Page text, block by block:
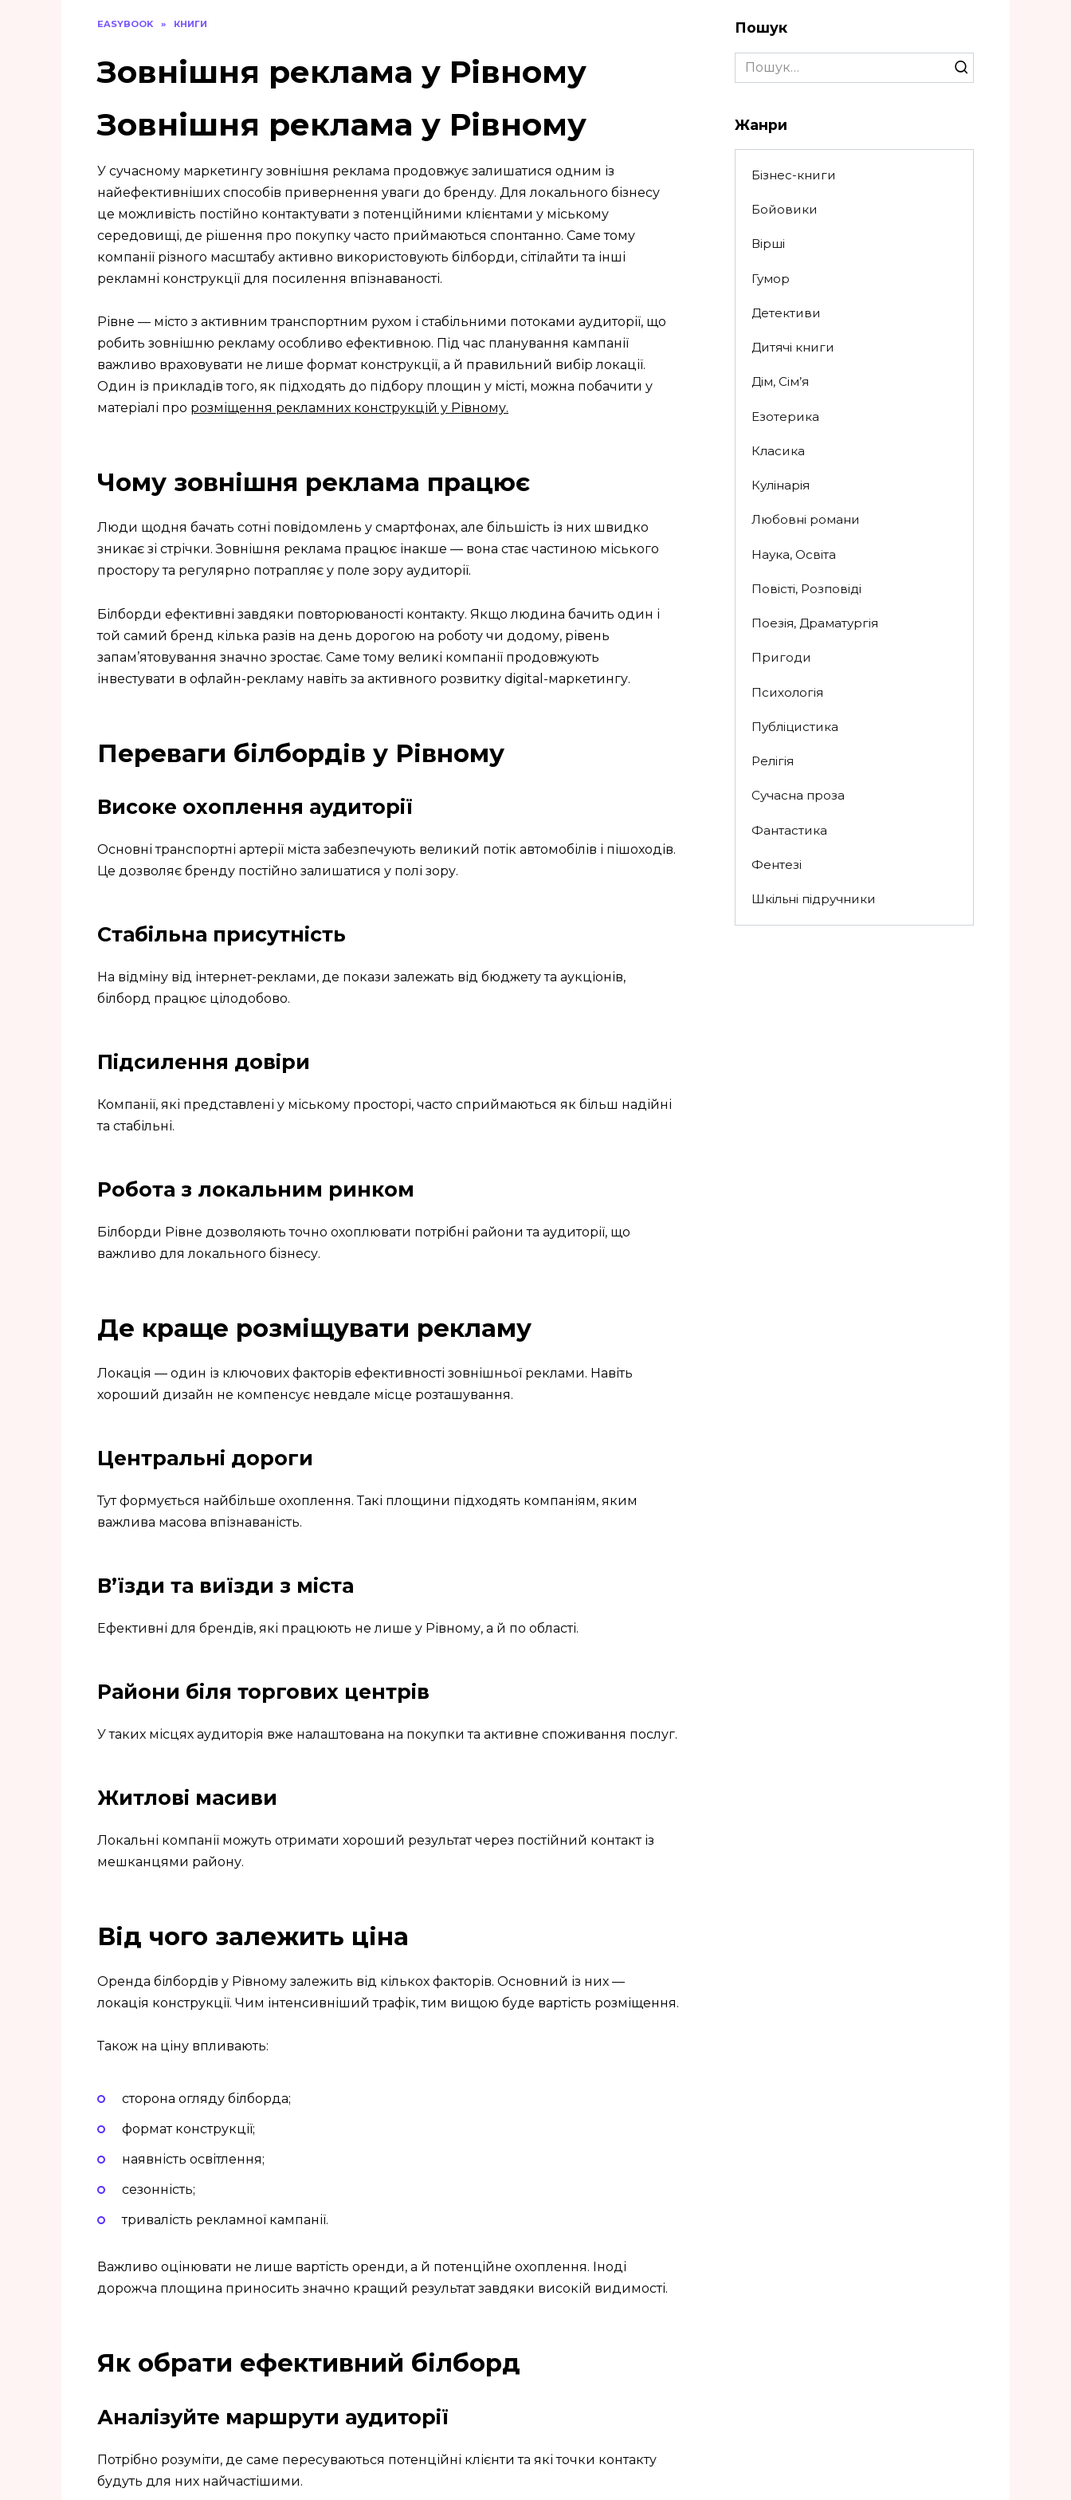
EASYBOOK » КНИГИ
Зовнішня реклама у Рівному
Зовнішня реклама у Рівному
У сучасному маркетингу зовнішня реклама продовжує залишатися одним із
найефективніших способів привернення уваги до бренду. Для локального бізнесу
це можливість постійно контактувати з потенційними клієнтами у міському
середовищі, де рішення про покупку часто приймаються спонтанно. Саме тому
компанії різного масштабу активно використовують білборди, сітілайти та інші
рекламні конструкції для посилення впізнаваності.
Рівне — місто з активним транспортним рухом і стабільними потоками аудиторії, що
робить зовнішню рекламу особливо ефективною. Під час планування кампанії
важливо враховувати не лише формат конструкції, а й правильний вибір локації.
Один із прикладів того, як підходять до підбору площин у місті, можна побачити у
матеріалі про розміщення рекламних конструкцій у Рівному.
Чому зовнішня реклама працює
Люди щодня бачать сотні повідомлень у смартфонах, але більшість із них швидко
зникає зі стрічки. Зовнішня реклама працює інакше — вона стає частиною міського
простору та регулярно потрапляє у поле зору аудиторії.
Білборди ефективні завдяки повторюваності контакту. Якщо людина бачить один і
той самий бренд кілька разів на день дорогою на роботу чи додому, рівень
запам’ятовування значно зростає. Саме тому великі компанії продовжують
інвестувати в офлайн-рекламу навіть за активного розвитку digital-маркетингу.
Переваги білбордів у Рівному
Високе охоплення аудиторії
Основні транспортні артерії міста забезпечують великий потік автомобілів і пішоходів.
Це дозволяє бренду постійно залишатися у полі зору.
Стабільна присутність
На відміну від інтернет-реклами, де покази залежать від бюджету та аукціонів,
білборд працює цілодобово.
Підсилення довіри
Компанії, які представлені у міському просторі, часто сприймаються як більш надійні
та стабільні.
Робота з локальним ринком
Білборди Рівне дозволяють точно охоплювати потрібні райони та аудиторії, що
важливо для локального бізнесу.
Де краще розміщувати рекламу
Локація — один із ключових факторів ефективності зовнішньої реклами. Навіть
хороший дизайн не компенсує невдале місце розташування.
Центральні дороги
Тут формується найбільше охоплення. Такі площини підходять компаніям, яким
важлива масова впізнаваність.
В’їзди та виїзди з міста
Ефективні для брендів, які працюють не лише у Рівному, а й по області.
Райони біля торгових центрів
У таких місцях аудиторія вже налаштована на покупки та активне споживання послуг.
Житлові масиви
Локальні компанії можуть отримати хороший результат через постійний контакт із
мешканцями району.
Від чого залежить ціна
Оренда білбордів у Рівному залежить від кількох факторів. Основний із них —
локація конструкції. Чим інтенсивніший трафік, тим вищою буде вартість розміщення.
Також на ціну впливають:
сторона огляду білборда;
формат конструкції;
наявність освітлення;
сезонність;
тривалість рекламної кампанії.
Важливо оцінювати не лише вартість оренди, а й потенційне охоплення. Іноді
дорожча площина приносить значно кращий результат завдяки високій видимості.
Як обрати ефективний білборд
Аналізуйте маршрути аудиторії
Потрібно розуміти, де саме пересуваються потенційні клієнти та які точки контакту
будуть для них найчастішими.
Пошук
Search
for:
Жанри
Бізнес-книги
Бойовики
Вірші
Гумор
Детективи
Дитячі книги
Дім, Сім’я
Езотерика
Класика
Кулінарія
Любовні романи
Наука, Освіта
Повісті, Розповіді
Поезія, Драматургія
Пригоди
Психологія
Публіцистика
Релігія
Сучасна проза
Фантастика
Фентезі
Шкільні підручники